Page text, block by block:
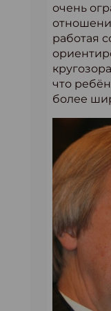
очень
работая
что
более